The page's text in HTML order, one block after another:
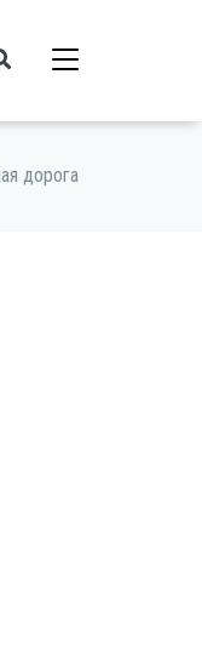
дорога